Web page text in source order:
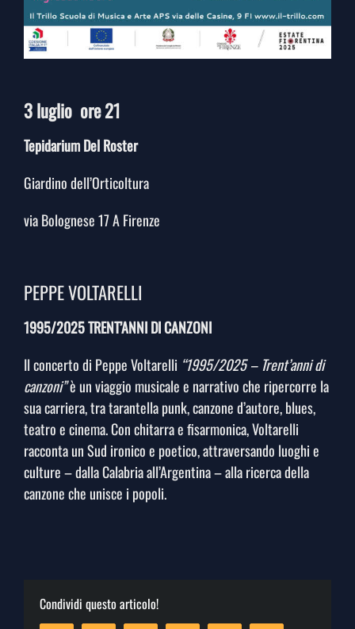
3 luglio ore 21
Tepidarium Del Roster
Giardino dell’Orticoltura
via Bolognese 17 A Firenze
PEPPE VOLTARELLI
1995/2025 TRENT’ANNI DI CANZONI
Il concerto di Peppe Voltarelli “1995/2025 – Trent’anni di
canzoni”è un viaggio musicale e narrativo che ripercorre la
sua carriera, tra tarantella punk, canzone d’autore, blues,
teatro e cinema. Con chitarra e fisarmonica, Voltarelli
racconta un Sud ironico e poetico, attraversando luoghi e
culture – dalla Calabria all’Argentina – alla ricerca della
canzone che unisce i popoli.
Condividi questo articolo!